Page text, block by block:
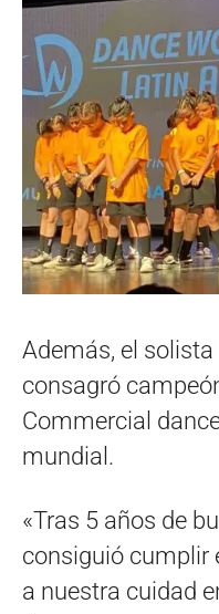
Además, el
consagró
Commercial
mundial.
«Tras 5 años de
consiguió cumplir
a nuestra cuidad